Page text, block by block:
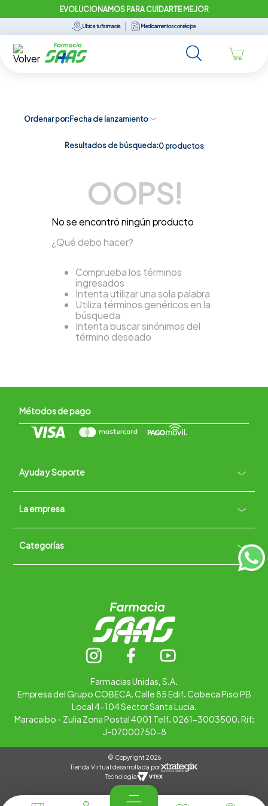
EVOLUCIONAMOS PARA CUIDARTE MEJOR
Ubica tu farmacia Medicamentos con récipe
Ordenar por Fecha de lanzamiento
Resultados de búsqueda:0 productos
OOPS!
No se encontró ningún producto
¿Qué debo hacer?
Comprueba los términos
ingresados
Intenta utilizar una sola palabra
Utiliza términos genéricos en la
búsqueda
Intenta buscar sinónimos del
término deseado
Métodos de pago
Ayuda y Soporte +
Contacto vía WhatsApp
Términos y condiciones
La empresa +
Quiénes somos
Trabaja con nosotros
Categorías +
Farmacias Unidas, S.A.
Empresa del Grupo COBECA. Calle 85 Edif. Cobeca Piso PB
Local 4-104 Sector Santa Lucia.
Maracaibo - Zulia Zona Postal 4001 Telf. 0261-3003500. Rif:
J-07000750-8
© Copyright 2026
Tienda Virtual desarrollada por
Tecnología